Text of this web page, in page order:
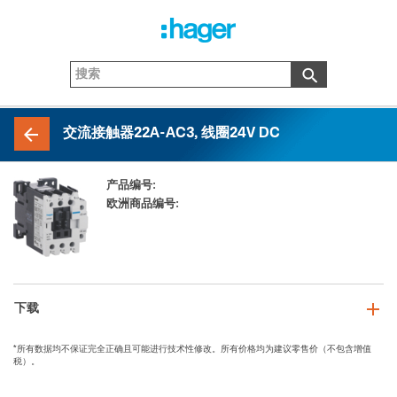
交流接触器22A-AC3, 线圈24V DC
产品编号:
EW020_E
欧洲商品编号:
3250612237715
下载
*所有数据均不保证完全正确且可能进行技术性修改。所有价格均为建议零售价（不包含增值
税）。